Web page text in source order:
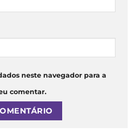
neste navegador para a
comentar.